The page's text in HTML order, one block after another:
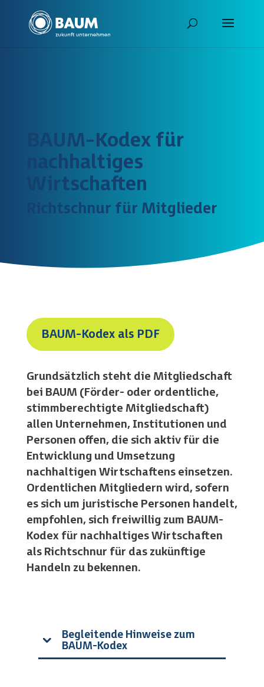
BAUM-Kodex für
nachhaltiges
Wirtschaften
Richtschnur für Mitglieder
BAUM-Kodex als PDF
Grundsätzlich steht die Mitgliedschaft
bei BAUM (Förder- oder ordentliche,
stimmberechtigte Mitgliedschaft)
allen Unternehmen, Institutionen und
Personen offen, die sich aktiv für die
Entwicklung und Umsetzung
nachhaltigen Wirtschaftens einsetzen.
Ordentlichen Mitgliedern wird, sofern
es sich um juristische Personen handelt,
empfohlen, sich freiwillig zum BAUM-
Kodex für nachhaltiges Wirtschaften
als Richtschnur für das zukünftige
Handeln zu bekennen.
Begleitende Hinweise zum
BAUM-Kodex